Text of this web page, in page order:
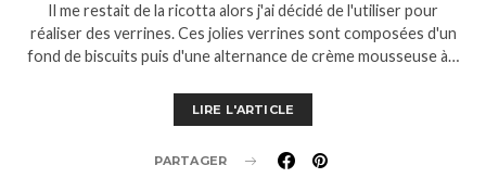
Il me restait de la ricotta alors j'ai décidé de l'utiliser pour
réaliser des verrines. Ces jolies verrines sont composées d'un
fond de biscuits puis d'une alternance de crème mousseuse à…
LIRE L'ARTICLE
PARTAGER